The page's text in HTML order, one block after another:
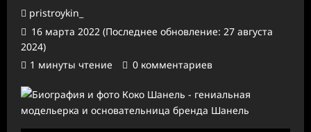
pristroykin_
16 марта 2022 (Последнее обновление: 27 августа
2024)
1 минуты чтение
0 комментариев